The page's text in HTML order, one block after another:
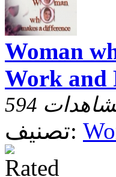
Woman
Work and
مشاهدات
تصنيف: